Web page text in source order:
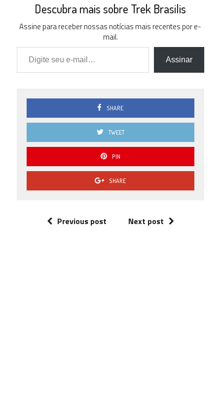
Descubra mais sobre Trek Brasilis
Assine para receber nossas notícias mais recentes por e-
mail.
Digite seu e-mail…
Assinar
SHARE
TWEET
PIN
SHARE
Previous post Next post